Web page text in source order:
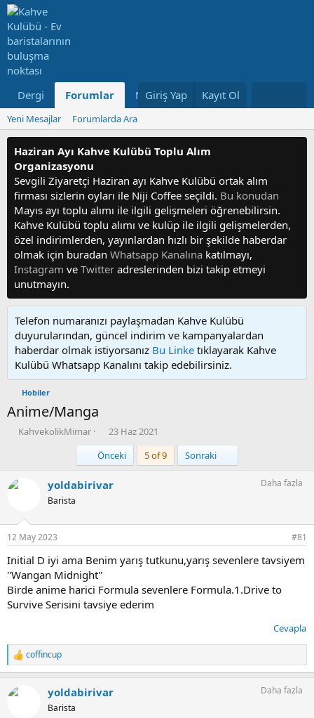
Dergi Forumlar Neler Yeni Kullanıcılar
Giriş Yap Kayıt Ol
Yeni Mesajlar Forumlarda Ara
Haziran Ayı Kahve Kulübü Toplu Alım
Organizasyonu
Sevgili Ziyaretçi Haziran ayı Kahve Kulübü ortak alım
firması sizlerin oyları ile Niji Coffee seçildi. Bu konudan
Mayıs ayı toplu alımı ile ilgili gelişmeleri öğrenebilirsin.
Kahve Kulübü toplu alımı ve kulüp ile ilgili gelişmelerden,
özel indirimlerden, yayınlardan hızlı bir şekilde haberdar
olmak için buradan Whatsapp Kanalına katılmayı,
Instagram ve Twitter adreslerinden bizi takip etmeyi
unutmayın.
Telefon numaranızı paylaşmadan Kahve Kulübü
duyurularından, güncel indirim ve kampanyalardan
haberdar olmak istiyorsanız Bu Linke tıklayarak Kahve
Kulübü Whatsapp Kanalını takip edebilirsiniz.
Hobiler
Anime/Manga
K
y
a
ş
l
a
t
a
n
KahvekolikMimar
B
a
ş
l
a
t
a
h
i
23 Haz 2021
Önceki 5 of 9 Sonraki
yoldabirivar
Barista
Daha fazla
12 May 2023 #81
Initial D iyi ama Benim yarış tutkunu,yarış sevenlere tavsiyem
''Wangan Midnight''
Birde anime harici Formula sevenlere Formula.1.Drive to
Survive Serisini tavsiye ederim
Cevapla
T
e
k
coffincup
yoldabirivar
Barista
Daha fazla